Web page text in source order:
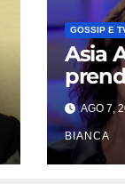
GOSSIP E
Asia
alla
AGO 7,
BIANCA